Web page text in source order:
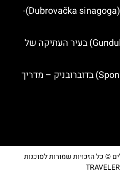
בית הכנסת של דוברובניק (Dubrovačka sinagoga)-
כיכר גונדוליץ' (Gundulic square) בעיר העתיקה של
ארמון ספונזה (Sponza Palace) בדוברובניק – מדריך
© כל הזכויות שמורות לסוכנות